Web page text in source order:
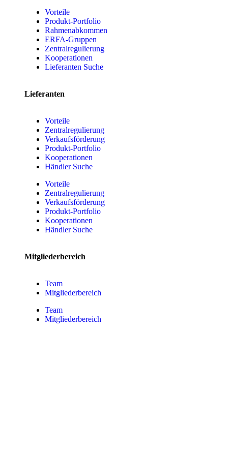
Vorteile
Produkt-Portfolio
Rahmenabkommen
ERFA-Gruppen
Zentralregulierung
Kooperationen
Lieferanten Suche
Lieferanten
Vorteile
Zentralregulierung
Verkaufsförderung
Produkt-Portfolio
Kooperationen
Händler Suche
Vorteile
Zentralregulierung
Verkaufsförderung
Produkt-Portfolio
Kooperationen
Händler Suche
Mitgliederbereich
Team
Mitgliederbereich
Team
Mitgliederbereich